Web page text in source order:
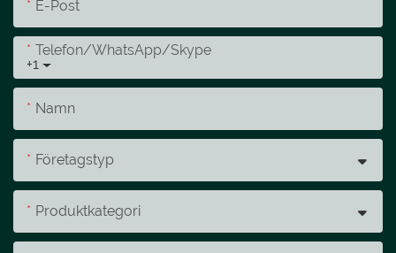
E-Post
+1
Telefon/whatsApp/skype
Namn
Företagstyp
Produktkategori